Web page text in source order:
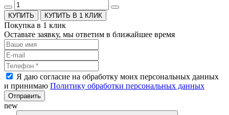
КУПИТЬ В 1 КЛИК
Покупка в 1 клик
Оставьте заявку, мы ответим в ближайшее время
Я даю согласие на обработку моих персональных данных
и принимаю Политику обработки персональных данных
Отправить
new